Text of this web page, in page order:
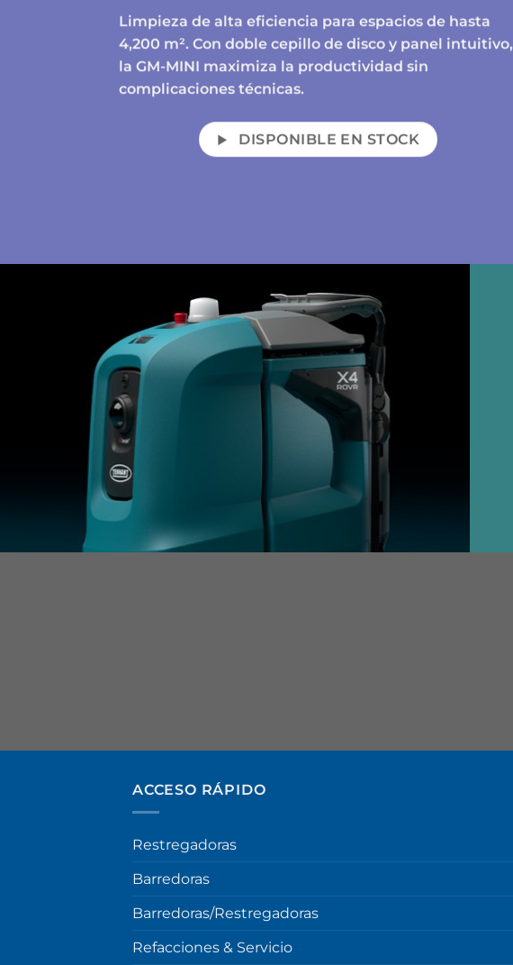
Limpieza de alta eficiencia para espacios de hasta
4,200 m². Con doble cepillo de disco y panel intuitivo,
la GM-MINI maximiza la productividad sin
complicaciones técnicas.
DISPONIBLE EN STOCK
ACCESO RÁPIDO
Restregadoras
Barredoras
Barredoras/Restregadoras
Refacciones & Servicio